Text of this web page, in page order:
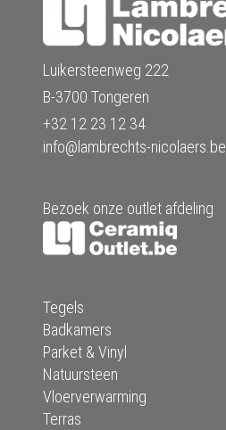
Luikersteenweg 222
B-3700 Tongeren
+32 12 23 12 34
info@lambrechts-nicolaers.be
Bezoek onze outlet afdeling
Tegels
Badkamers
Parket & Vinyl
Natuursteen
Vloerverwarming
Terras